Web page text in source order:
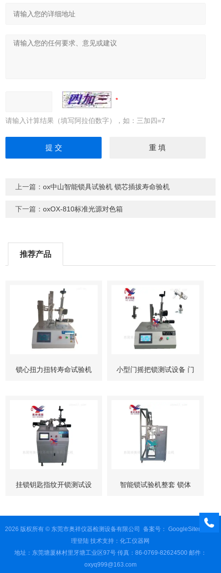
请输入计算结果（填写阿拉伯数字），如：三加四=7
上一篇：ox中山智能锁具试验机 锁芯插拔寿命验机
下一篇：oxOX-810标准光源对色箱
推荐产品
锁心扭力扭转寿命试验机 小型门摇把锁测试设备 门
挂锁钥匙指纹开锁测试设 智能锁试验机整套 锁体
2026 版权所有 © 东莞市奥祥仪器检测设备有限公司 备案号： GoogleSitemap管
理登陆 技术支持：化工仪器网
地址：东莞塘厦林村里牙塘工业区97号 传真：86-0769-82624500 邮件：
oxyq999@163.com